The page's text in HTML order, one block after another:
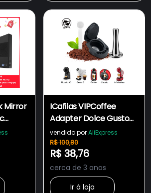
Mirror
in
ICafilas VIPCoffee
Adapter Dolce Gusto
Reusable Capsule
Adapter with Genio S
Piccolo Coffee Machine
Accessories
vendido porAliExpress
R$ 100,80
R$ 38,76
cerca de 3 anos
Ir à loja